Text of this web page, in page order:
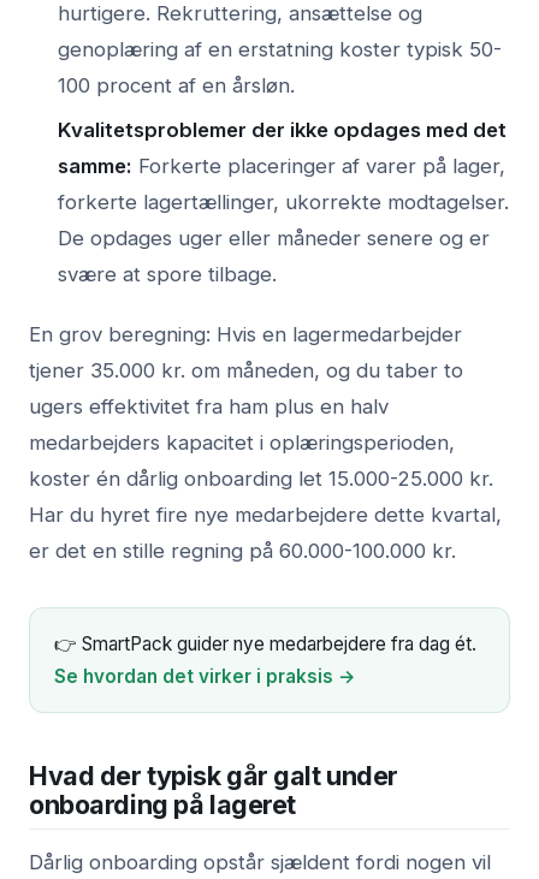
hurtigere. Rekruttering, ansættelse og
genoplæring af en erstatning koster typisk 50-
100 procent af en årsløn.
Kvalitetsproblemer der ikke opdages med det
samme: Forkerte placeringer af varer på lager,
forkerte lagertællinger, ukorrekte modtagelser.
De opdages uger eller måneder senere og er
svære at spore tilbage.
En grov beregning: Hvis en lagermedarbejder
tjener 35.000 kr. om måneden, og du taber to
ugers effektivitet fra ham plus en halv
medarbejders kapacitet i oplæringsperioden,
koster én dårlig onboarding let 15.000-25.000 kr.
Har du hyret fire nye medarbejdere dette kvartal,
er det en stille regning på 60.000-100.000 kr.
👉 SmartPack guider nye medarbejdere fra dag ét.
Se hvordan det virker i praksis →
Hvad der typisk går galt under
onboarding på lageret
Dårlig onboarding opstår sjældent fordi nogen vil